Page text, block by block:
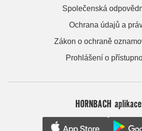
Společenská
Ochrana údajů a
Zákon o ochraně
Prohlášení o
HORNBACH aplikace